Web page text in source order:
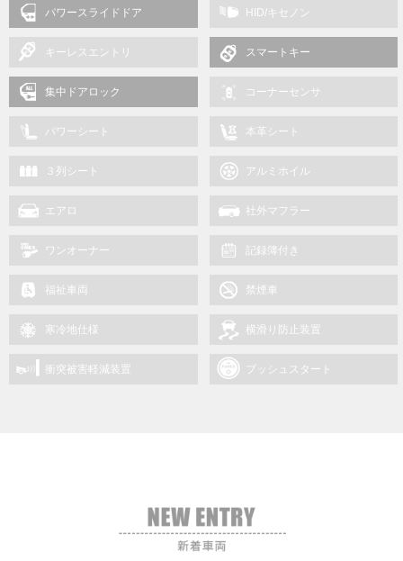
パワースライドドア HID/キセノン
キーレスエントリ スマートキー
集中ドアロック コーナーセンサ
パワーシート 本革シート
３列シート アルミホイル
エアロ 社外マフラー
ワンオーナー 記録簿付き
福祉車両 禁煙車
寒冷地仕様 横滑り防止装置
衝突被害軽減装置 プッシュスタート